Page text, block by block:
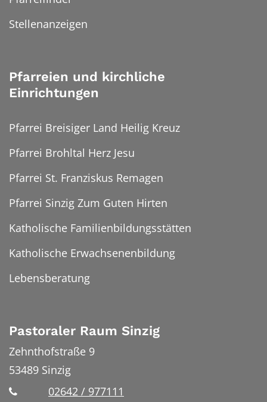
Stellenanzeigen
Pfarreien und kirchliche
Einrichtungen
Pfarrei Breisiger Land Heilig Kreuz
Pfarrei Brohltal Herz Jesu
Pfarrei St. Franziskus Remagen
Pfarrei Sinzig Zum Guten Hirten
Katholische Familienbildungsstätten
Katholische Erwachsenenbildung
Lebensberatung
Pastoraler Raum Sinzig
Zehnthofstraße 9
53489 Sinzig
02642 / 977111